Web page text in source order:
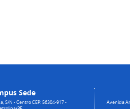
Sede
S/N - Centro CEP: 56304-917 -
Avenida